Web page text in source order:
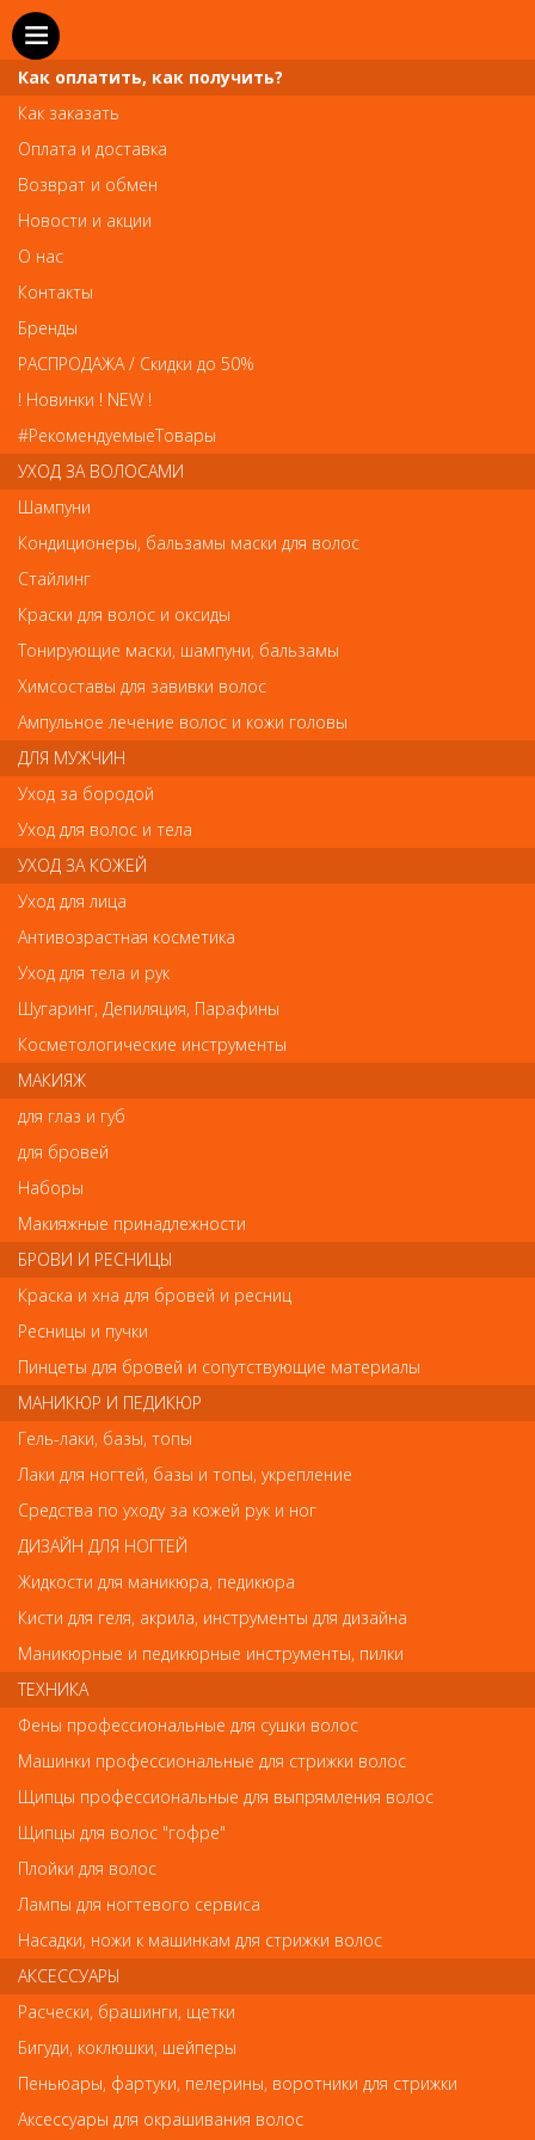
SEO
Ножницы Dewal филировочные синие M31955AS-BL
Ножницы Dewal филировочные синие
M31955AS-BL
Арт. M31955AS-BL
2 169руб.-
В закладки Как оплатить? Как получить?
M31955AS-BL Филировочные ножницы синего цвета. Размер 5.5"
DEWAL
Отзывы
Ваш отзыв станет первым
Напишите свой отзыв
Имя
Код
Обратите внимание
Внешний вид товара «Ножницы Dewal филировочные синие
M31955AS-BL» может отличаться от фотографий на сайте.
Несовпадение внешнего вида и комплектности реального
показателем ненадлежащего качества товара.
Так же советуем посмотреть
Как оплатить, как получить?
Как заказать
Оплата и доставка
Возврат и обмен
Новости и акции
О нас
Контакты
Бренды
РАСПРОДАЖА / Скидки до 50%
! Новинки ! NEW !
#РекомендуемыеТовары
УХОД ЗА ВОЛОСАМИ
Шампуни
Кондиционеры, бальзамы маски для волос
Стайлинг
Краски для волос и оксиды
Тонирующие маски, шампуни, бальзамы
Химсоставы для завивки волос
Ампульное лечение волос и кожи головы
ДЛЯ МУЖЧИН
Уход за бородой
Уход для волос и тела
УХОД ЗА КОЖЕЙ
Уход для лица
Антивозрастная косметика
Уход для тела и рук
Шугаринг, Депиляция, Парафины
Косметологические инструменты
МАКИЯЖ
для глаз и губ
для бровей
Наборы
Макияжные принадлежности
БРОВИ И РЕСНИЦЫ
Краска и хна для бровей и ресниц
Ресницы и пучки
Пинцеты для бровей и сопутствующие материалы
МАНИКЮР И ПЕДИКЮР
Гель-лаки, базы, топы
Лаки для ногтей, базы и топы, укрепление
Средства по уходу за кожей рук и ног
ДИЗАЙН ДЛЯ НОГТЕЙ
Жидкости для маникюра, педикюра
Кисти для геля, акрила, инструменты для дизайна
Маникюрные и педикюрные инструменты, пилки
ТЕХНИКА
Фены профессиональные для сушки волос
Машинки профессиональные для стрижки волос
Щипцы профессиональные для выпрямления волос
Щипцы для волос "гофре"
Плойки для волос
Лампы для ногтевого сервиса
Насадки, ножи к машинкам для стрижки волос
АКСЕССУАРЫ
Расчески, брашинги, щетки
Бигуди, коклюшки, шейперы
Пеньюары, фартуки, пелерины, воротники для стрижки
Аксессуары для окрашивания волос